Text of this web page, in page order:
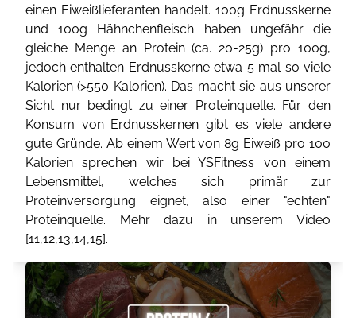
einen Eiweißlieferanten handelt. 100g Erdnusskerne
und 100g Hähnchenfleisch haben ungefähr die
gleiche Menge an Protein (ca. 20-25g) pro 100g,
jedoch enthalten Erdnusskerne etwa 5 mal so viele
Kalorien (>550 Kalorien). Das macht sie aus unserer
Sicht nur bedingt zu einer Proteinquelle. Für den
Konsum von Erdnusskernen gibt es viele andere
gute Gründe. Ab einem Wert von 8g Eiweiß pro 100
Kalorien sprechen wir bei YSFitness von einem
Lebensmittel, welches sich primär zur
Proteinversorgung eignet, also einer "echten"
Proteinquelle. Mehr dazu in unserem Video
[11,12,13,14,15].